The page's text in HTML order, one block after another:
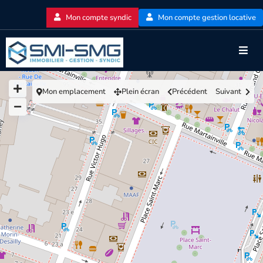
Mon compte syndic Mon compte gestion locative
Mon emplacement Plein écran Précédent Suivant